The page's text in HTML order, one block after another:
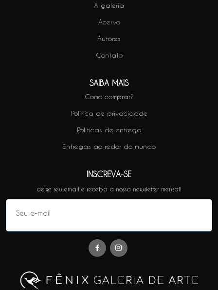
A galeria
Acervo
Autores
Contato
SAIBA MAIS
Como comprar?
Política de privacidade
Políticas de entrega
Entregas ao redor do mundo
INSCREVA-SE
deixe seu email e receba a nossa newsletter mensal!